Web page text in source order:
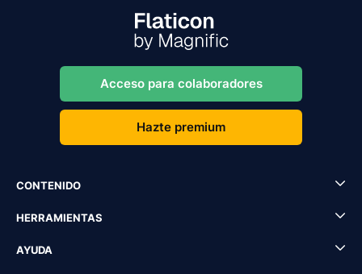
Acceso para colaboradores
Hazte premium
CONTENIDO
HERRAMIENTAS
AYUDA